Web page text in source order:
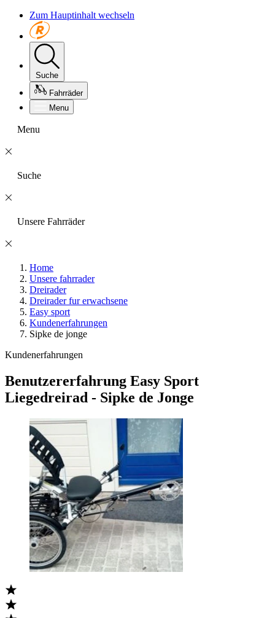
Zum Hauptinhalt wechseln
Suche
Fahrräder
Menu
Menu
Suche
Unsere Fahrräder
Home
Unsere fahrrader
Dreirader
Dreirader fur erwachsene
Easy sport
Kundenerfahrungen
Sipke de jonge
Kundenerfahrungen
Benutzererfahrung Easy Sport
Liegedreirad - Sipke de Jonge